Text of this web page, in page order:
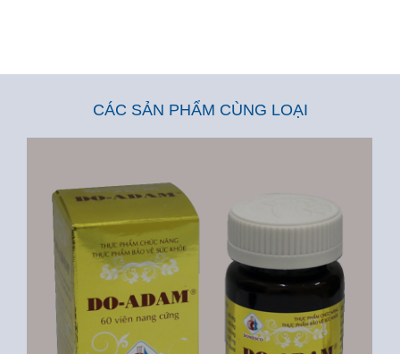
CÁC SẢN PHẨM CÙNG LOẠI